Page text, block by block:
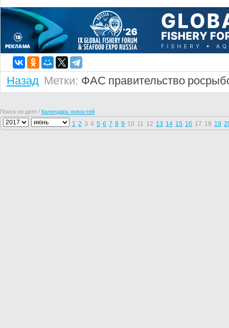
Назад Метки: ФАС правительство
Поиск по дате / Календарь новостей
1 2 3 4 5 6 7 8 9 10 11 12 13 14 15 16 17 18 19